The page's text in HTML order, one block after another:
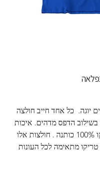
יוגה.  כל אחד חייב חולצה
הדפס מדהים. איכות
בד גבוהה. מגע נעים לגוף. חולצת טריקו 100% כותנה . חולצות אלו
טריקו מתאימה לכל העונות